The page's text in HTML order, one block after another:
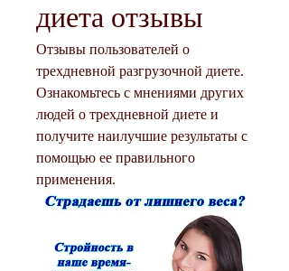
диета отзывы
Отзывы пользователей о
трехдневной разгрузочной диете.
Ознакомьтесь с мнениями других
людей о трехдневной диете и
получите наилучшие результаты с
помощью ее правильного
применения.